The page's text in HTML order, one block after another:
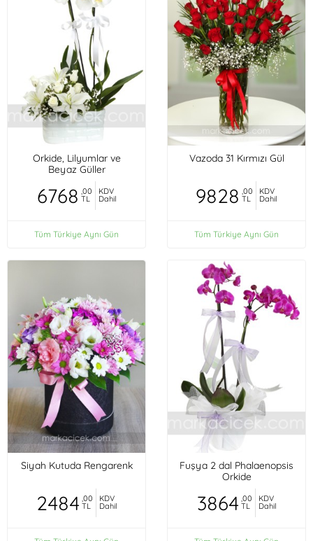
Orkide, Lilyumlar ve
Beyaz Güller
6768 ,00
TL
KDV
Dahil
Tüm Türkiye Aynı Gün
Vazoda 31 Kırmızı Gül
9828 ,00
TL
KDV
Dahil
Tüm Türkiye Aynı Gün
Siyah Kutuda Rengarenk
2484 ,00
TL
KDV
Dahil
Fuşya 2 dal Phalaenopsis
Orkide
3864 ,00
TL
KDV
Dahil